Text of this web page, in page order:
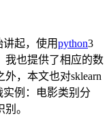
起，使用python3
我也提供了相应的数
，本文也对sklearn
例：电影类别分
。